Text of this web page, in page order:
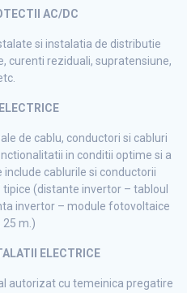
AC/DC
si instalatia de distributie
curenti reziduali, supratensiune,
de cablu, conductori si cabluri
in conditii optime si a
cablurile si conductorii
(distante invertor – tabloul
invertor – module fotovoltaice
25 m.)
ELECTRICE
autorizat cu temeinica pregatire